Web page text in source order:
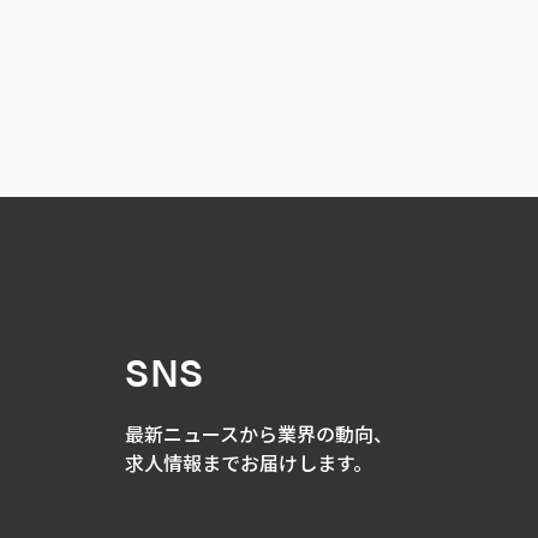
SNS
最新ニュースから業界の動向、
求人情報までお届けします。